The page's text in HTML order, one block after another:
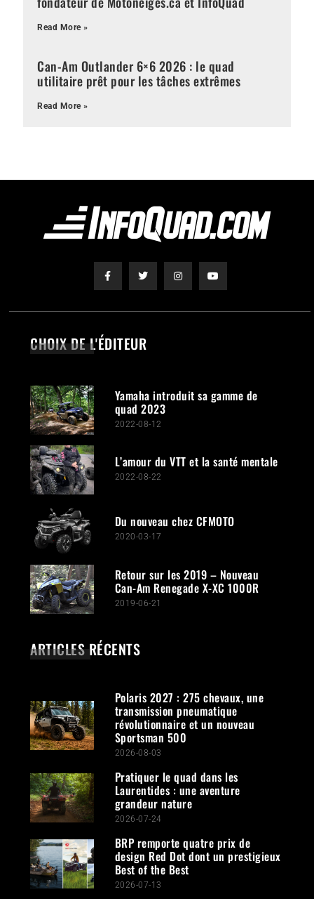
Read More »
Can-Am Outlander 6×6 2026 : le quad
utilitaire prêt pour les tâches extrêmes
Read More »
CHOIX DE L'ÉDITEUR
Yamaha introduit sa gamme de
quad 2023
2022-08-12
L’amour du VTT et la santé mentale
2022-08-22
Du nouveau chez CFMOTO
2020-03-17
Retour sur les 2019 – Nouveau
Can-Am Renegade X-XC 1000R
2019-06-21
ARTICLES RÉCENTS
Polaris 2027 : 275 chevaux, une
transmission pneumatique
révolutionnaire et un nouveau
Sportsman 500
2026-08-03
Pratiquer le quad dans les
Laurentides : une aventure
grandeur nature
2026-07-24
BRP remporte quatre prix de
design Red Dot dont un prestigieux
Best of the Best
2026-07-13